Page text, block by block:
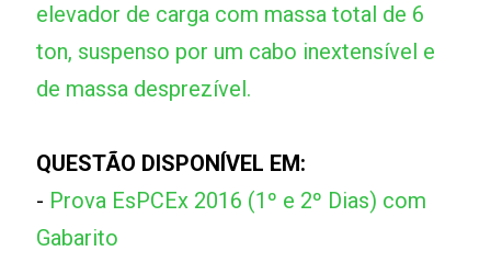
elevador de carga com massa total de 6
ton, suspenso por um cabo inextensível e
de massa desprezível.
QUESTÃO DISPONÍVEL EM:
- Prova EsPCEx 2016 (1º e 2º Dias) com
Gabarito